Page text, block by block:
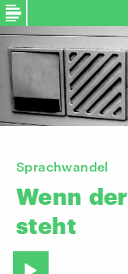
Sprachwandel
Wenn der
steht